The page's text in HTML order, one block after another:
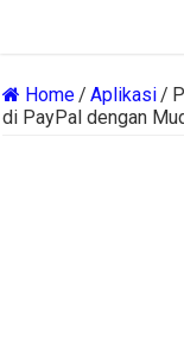
Home/ Aplikasi/
di PayPal dengan